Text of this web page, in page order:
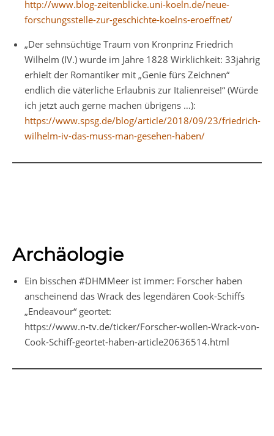
http://www.blog-zeitenblicke.uni-koeln.de/neue-
forschungsstelle-zur-geschichte-koelns-eroeffnet/
„Der sehnsüchtige Traum von Kronprinz Friedrich
Wilhelm (IV.) wurde im Jahre 1828 Wirklichkeit: 33jährig
erhielt der Romantiker mit „Genie fürs Zeichnen“
endlich die väterliche Erlaubnis zur Italienreise!“ (Würde
ich jetzt auch gerne machen übrigens …):
https://www.spsg.de/blog/article/2018/09/23/friedrich-
wilhelm-iv-das-muss-man-gesehen-haben/
Archäologie
Ein bisschen #DHMMeer ist immer: Forscher haben
anscheinend das Wrack des legendären Cook-Schiffs
„Endeavour“ geortet:
https://www.n-tv.de/ticker/Forscher-wollen-Wrack-von-
Cook-Schiff-geortet-haben-article20636514.html